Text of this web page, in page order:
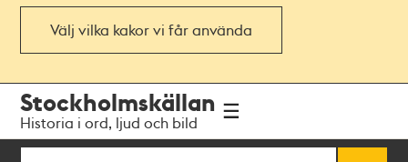
Välj vilka kakor vi får använda
navigationen
huvudinnehållet
Stockholmskällan
Historia i ord, ljud och bild
Sök